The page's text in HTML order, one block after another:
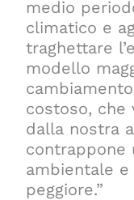
medio
climatico e
traghettare
modello
costoso, che
dalla nostra
contrappone
ambientale
peggiore.”